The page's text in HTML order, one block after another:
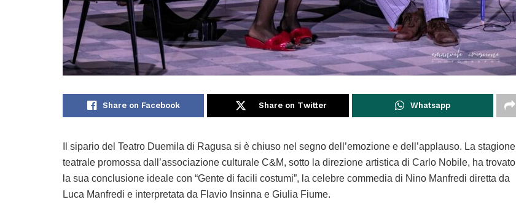
Share on Facebook Share on Twitter Whatsapp
Il sipario del Teatro Duemila di Ragusa si è chiuso nel segno dell’emozione e dell’applauso. La stagione
teatrale promossa dall’associazione culturale C&M, sotto la direzione artistica di Carlo Nobile, ha trovato
la sua conclusione ideale con “Gente di facili costumi”, la celebre commedia di Nino Manfredi diretta da
Luca Manfredi e interpretata da Flavio Insinna e Giulia Fiume.